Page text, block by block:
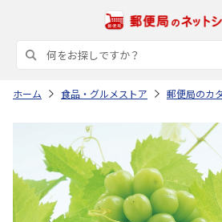
ホーム 食品・グルメストア 郵便局のカ